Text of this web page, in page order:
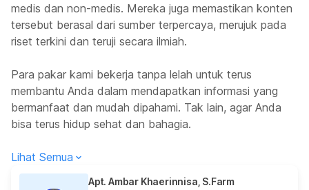
medis dan non-medis. Mereka juga memastikan konten
tersebut berasal dari sumber terpercaya, merujuk pada
riset terkini dan teruji secara ilmiah.
Para pakar kami bekerja tanpa lelah untuk terus
membantu Anda dalam mendapatkan informasi yang
bermanfaat dan mudah dipahami. Tak lain, agar Anda
bisa terus hidup sehat dan bahagia.
Lihat Semua
Apt. Ambar Khaerinnisa, S.Farm